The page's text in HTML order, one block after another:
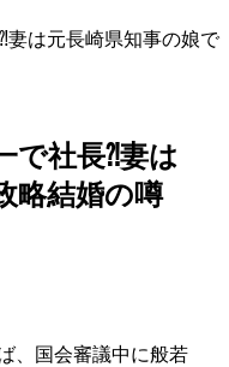
妻は元長崎県知事の娘で
で社長⁈妻は
略結婚の噂
、国会審議中に般若